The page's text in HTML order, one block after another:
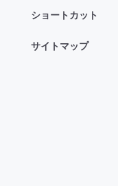
ショートカット
サイトマップ